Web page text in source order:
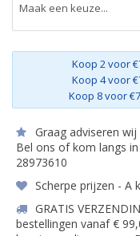
Koop 2 voor
Koop 4 voor
Koop 8 voor
Graag adviseren
Bel ons of kom langs
28973610
Scherpe prijzen - A
GRATIS
bestellingen vanaf €